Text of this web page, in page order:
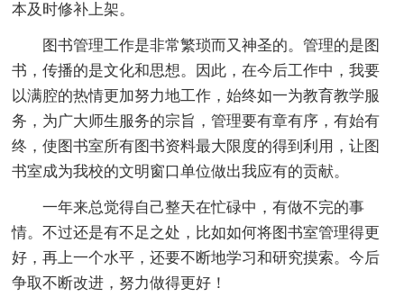
本及时修补上架。
图书管理工作是非常繁琐而又神圣的。管理的是图
书，传播的是文化和思想。因此，在今后工作中，我要
以满腔的热情更加努力地工作，始终如一为教育教学服
务，为广大师生服务的宗旨，管理要有章有序，有始有
终，使图书室所有图书资料最大限度的得到利用，让图
书室成为我校的文明窗口单位做出我应有的贡献。
一年来总觉得自己整天在忙碌中，有做不完的事
情。不过还是有不足之处，比如如何将图书室管理得更
好，再上一个水平，还要不断地学习和研究摸索。今后
争取不断改进，努力做得更好！